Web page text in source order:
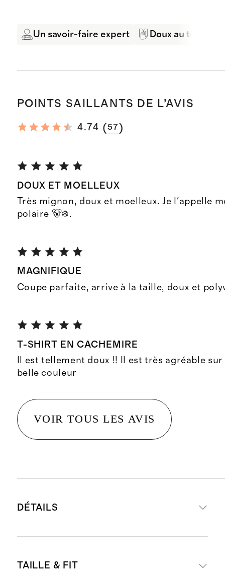
Un savoir-faire expert Doux au toucher
POINTS SAILLANTS DE L’AVIS
4.74 (57)
DOUX ET MOELLEUX
Très mignon, doux et moelleux. Je l'appelle
polaire 🐻‍❄️.
MAGNIFIQUE
Coupe parfaite, arrive à la taille, doux et
T-SHIRT EN CACHEMIRE
Il est tellement doux !! Il est très agréable
belle couleur
VOIR TOUS LES AVIS
DÉTAILS
100 %
TAILLE & FIT